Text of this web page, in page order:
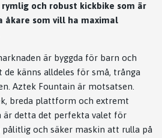
och robust kickbike som är
åkare som vill ha maximal
är byggda för barn och
känns alldeles för små, trånga
Aztek Fountain är motsatsen.
breda plattform och extremt
detta det perfekta valet för
och säker maskin att rulla på